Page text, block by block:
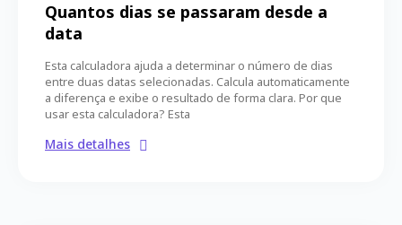
Quantos dias se passaram desde a
data
Esta calculadora ajuda a determinar o número de dias
entre duas datas selecionadas. Calcula automaticamente
a diferença e exibe o resultado de forma clara. Por que
usar esta calculadora? Esta
Mais detalhes